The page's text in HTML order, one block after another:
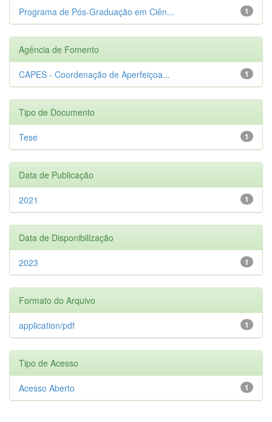
1
Programa de Pós-Graduação em Ciên...
Agência de Fomento
1
CAPES - Coordenação de Aperfeiçoa...
Tipo de Documento
1
Tese
Data de Publicação
1
2021
Data de Disponibilização
1
2023
Formato do Arquivo
1
application/pdf
Tipo de Acesso
1
Acesso Aberto